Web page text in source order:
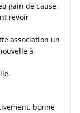
gain de cause,
revoir
association un
à
bonne